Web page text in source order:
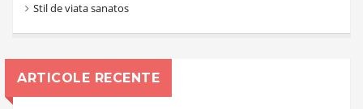
Stil de viata sanatos
ARTICOLE RECENTE